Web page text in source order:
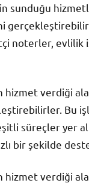
noterler,
verdiği
Bu
süreçler yer
bir şekilde
verdiği